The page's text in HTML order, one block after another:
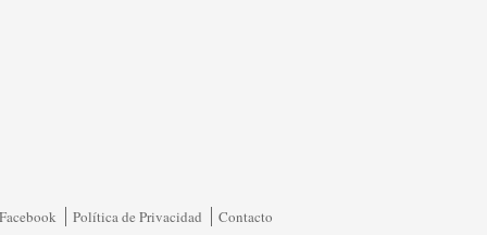
Facebook
Política de Privacidad Contacto